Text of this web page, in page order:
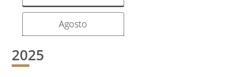
Agosto
2025